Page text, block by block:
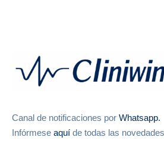
Canal de notificaciones por Whatsapp.
Infórmese aquí de todas las